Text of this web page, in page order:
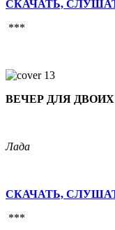
СКАЧАТЬ,
***
ВЕЧЕР ДЛЯ ДВОИХ
Лада
СКАЧАТЬ,
***